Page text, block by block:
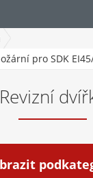
pro SDK
Revizní